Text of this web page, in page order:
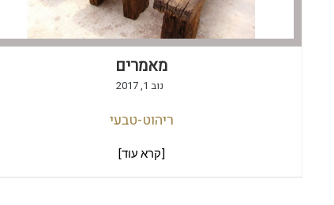
מאמרים
נוב 1, 2017
ריהוט-טבעי
[קרא עוד]